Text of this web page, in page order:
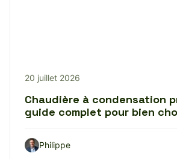
20 juillet 2026
Chaudière à condensation
guide complet pour bien
Philippe